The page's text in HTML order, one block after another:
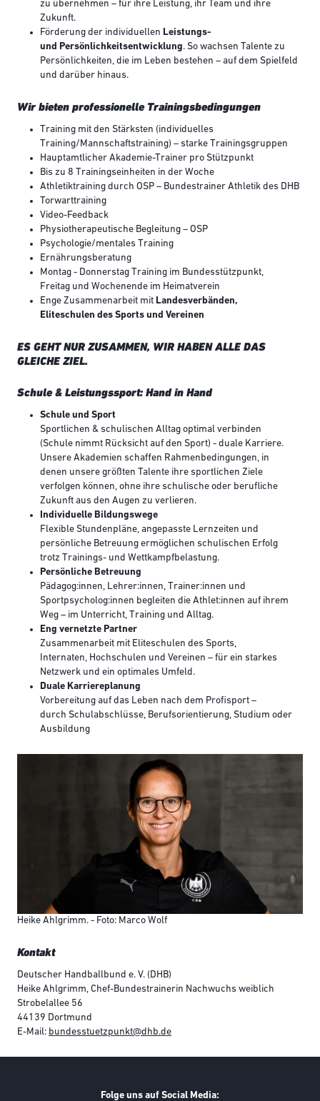
zu übernehmen – für ihre Leistung, ihr Team und ihre
Zukunft.
Förderung der individuellen Leistungs-
und Persönlichkeitsentwicklung. So wachsen Talente zu
Persönlichkeiten, die im Leben bestehen – auf dem Spielfeld
und darüber hinaus.
Wir bieten professionelle Trainingsbedingungen
Training mit den Stärksten (individuelles
Training/Mannschaftstraining) – starke Trainingsgruppen
Hauptamtlicher Akademie-Trainer pro Stützpunkt
Bis zu 8 Trainingseinheiten in der Woche
Athletiktraining durch OSP – Bundestrainer Athletik des DHB
Torwarttraining
Video-Feedback
Physiotherapeutische Begleitung – OSP
Psychologie/mentales Training
Ernährungsberatung
Montag - Donnerstag Training im Bundesstützpunkt,
Freitag und Wochenende im Heimatverein
Enge Zusammenarbeit mit Landesverbänden,
Eliteschulen des Sports und Vereinen
ES GEHT NUR ZUSAMMEN, WIR HABEN ALLE DAS
GLEICHE ZIEL.
Schule & Leistungssport: Hand in Hand
Schule und Sport
Sportlichen & schulischen Alltag optimal verbinden
(Schule nimmt Rücksicht auf den Sport) - duale Karriere.
Unsere Akademien schaffen Rahmenbedingungen, in
denen unsere größten Talente ihre sportlichen Ziele
verfolgen können, ohne ihre schulische oder berufliche
Zukunft aus den Augen zu verlieren.
Individuelle Bildungswege
Flexible Stundenpläne, angepasste Lernzeiten und
persönliche Betreuung ermöglichen schulischen Erfolg
trotz Trainings- und Wettkampfbelastung.
Persönliche Betreuung
Pädagog:innen, Lehrer:innen, Trainer:innen und
Sportpsycholog:innen begleiten die Athlet:innen auf ihrem
Weg – im Unterricht, Training und Alltag.
Eng vernetzte Partner
Zusammenarbeit mit Eliteschulen des Sports,
Internaten, Hochschulen und Vereinen – für ein starkes
Netzwerk und ein optimales Umfeld.
Duale Karriereplanung
Vorbereitung auf das Leben nach dem Profisport –
durch Schulabschlüsse, Berufsorientierung, Studium oder
Ausbildung
Heike Ahlgrimm. - Foto: Marco Wolf
Kontakt
Deutscher Handballbund e. V. (DHB)
Heike Ahlgrimm, Chef-Bundestrainerin Nachwuchs weiblich
Strobelallee 56
44139 Dortmund
E-Mail: bundesstuetzpunkt@dhb.de
Folge uns auf Social Media: